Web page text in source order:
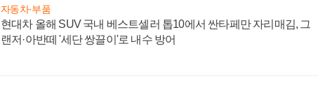
자동차·부품
현대차 올해 SUV 국내 베스트셀러 톱10에서 싼타페만 자리매김, 그
랜저·아반떼 '세단 쌍끌이'로 내수 방어